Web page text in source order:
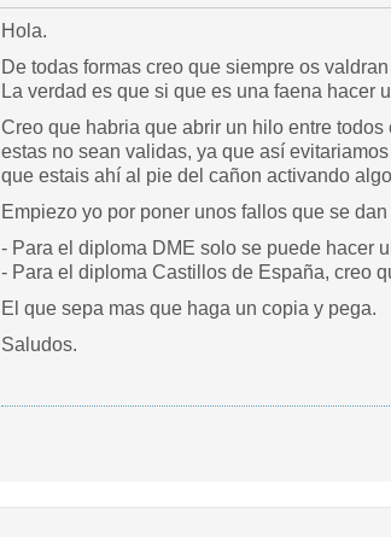
Hola.
De todas formas creo que siempre os
La verdad es que si que es una faena hacer
Creo que habria que abrir un hilo entre
estas no sean validas, ya que así
que estais ahí al pie del cañon activando
Empiezo yo por poner unos fallos que se
- Para el diploma DME solo se puede hacer
- Para el diploma Castillos de España, creo
El que sepa mas que haga un copia y pega.
Saludos.